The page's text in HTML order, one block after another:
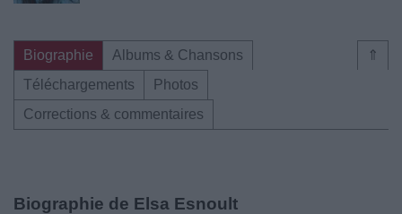
⇑
Biographie
Albums & Chansons
Téléchargements
Photos
Corrections & commentaires
Biographie de Elsa Esnoult